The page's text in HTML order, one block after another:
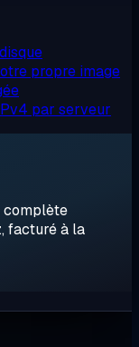
propre image
par serveur
complète
facturé à la